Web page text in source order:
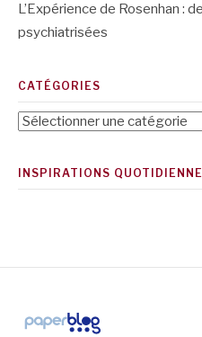
L’Expérience de Rosenhan :
psychiatrisées
CATÉGORIES
Catégories
INSPIRATIONS